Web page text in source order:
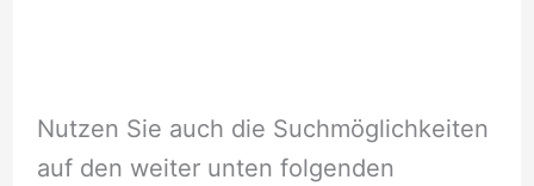
Nutzen Sie auch die Suchmöglichkeiten
auf den weiter unten folgenden